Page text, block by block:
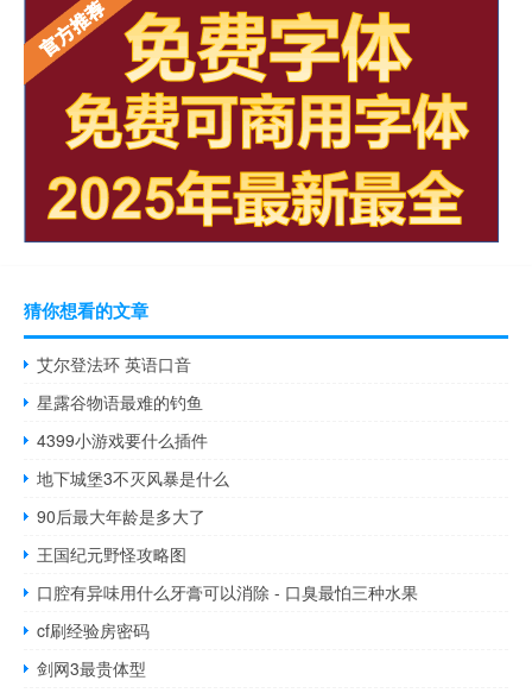
猜你想看的文章
艾尔登法环 英语口音
星露谷物语最难的钓鱼
4399小游戏要什么插件
地下城堡3不灭风暴是什么
90后最大年龄是多大了
王国纪元野怪攻略图
口腔有异味用什么牙膏可以消除 - 口臭最怕三种水果
cf刷经验房密码
剑网3最贵体型